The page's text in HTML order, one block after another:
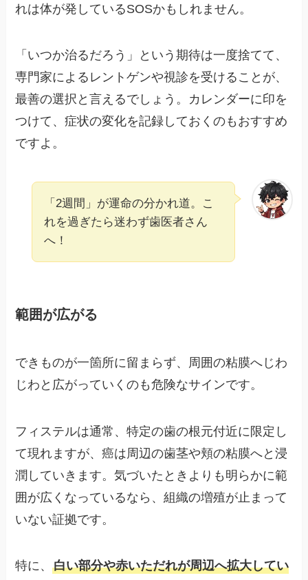
れは体が発しているSOSかもしれません。
「いつか治るだろう」という期待は一度捨てて、
専門家によるレントゲンや視診を受けることが、
最善の選択と言えるでしょう。カレンダーに印を
つけて、症状の変化を記録しておくのもおすすめ
ですよ。
「2週間」が運命の分かれ道。こ
れを過ぎたら迷わず歯医者さん
へ！
範囲が広がる
できものが一箇所に留まらず、周囲の粘膜へじわ
じわと広がっていくのも危険なサインです。
フィステルは通常、特定の歯の根元付近に限定し
て現れますが、癌は周辺の歯茎や頬の粘膜へと浸
潤していきます。気づいたときよりも明らかに範
囲が広くなっているなら、組織の増殖が止まって
いない証拠です。
特に、白い部分や赤いただれが周辺へ拡大してい